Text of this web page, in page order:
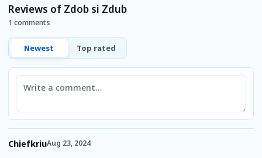
Reviews of Zdob si Zdub
1 comments
Newest Top rated
Comment
ChiefkriuAug 23, 2024